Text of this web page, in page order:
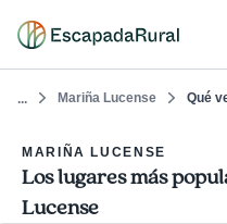
... Mariña Lucense Qué
MARIÑA LUCENSE
Los lugares más
Lucense